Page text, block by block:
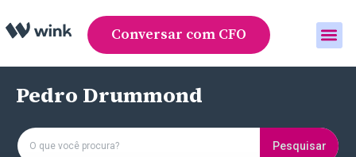
Conversar com CFO
Pedro Drummond
Pesquisar